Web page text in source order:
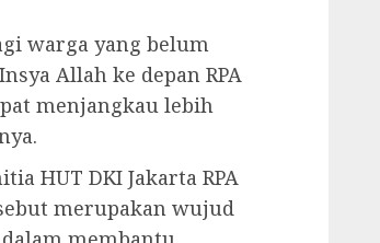
warga yang belum
Allah ke depan RPA
menjangkau lebih
HUT DKI Jakarta RPA
merupakan wujud